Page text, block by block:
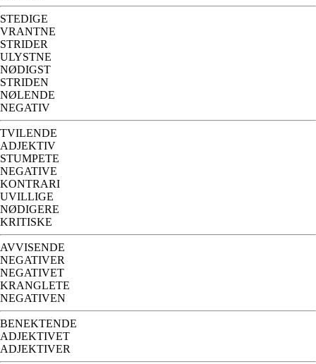
STEDIGE
VRANTNE
STRIDER
ULYSTNE
NØDIGST
STRIDEN
NØLENDE
NEGATIV
TVILENDE
ADJEKTIV
STUMPETE
NEGATIVE
KONTRARI
UVILLIGE
NØDIGERE
KRITISKE
AVVISENDE
NEGATIVER
NEGATIVET
KRANGLETE
NEGATIVEN
BENEKTENDE
ADJEKTIVET
ADJEKTIVER